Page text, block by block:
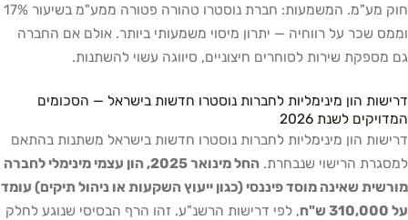
חוק מע"מ. המשמעות: חברת נוסטרו טהורה פטורה ממע"מ בשיעור 17%
וממס שכר על רווחיה — יתרון מיסוי משמעותי ביותר. אולם אם החברה
גם מספקת שירות לסוחרים חיצוניים, סיווגה עשוי להשתנות.
דרישות הון מינימליות לחברות נוסטרו חדשות בישראל — הסכומים
המדויקים לשנת 2026
דרישות הון מינימליות לחברות נוסטרו חדשות בישראל משתנות בהתאם
למסגרת הרישוי שנבחרת.
החל מינואר 2025, הון עצמי מינימלי לחברה
מורשית שאינה מוסד פיננסי (כגון ייעוץ השקעות או ניהול תיקים) עומד
על 310,000 ש"ח
, לפי דרישות הרשנ"ע. זהו הרף הבסיסי שנוגע לחלק